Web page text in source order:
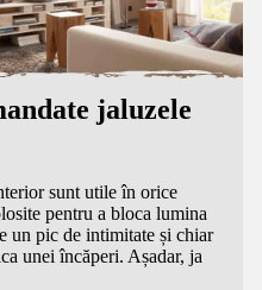
jaluzele
sunt utile în orice
pentru a bloca lumina
un pic de intimitate și chiar
unei încăperi. Așadar, ja